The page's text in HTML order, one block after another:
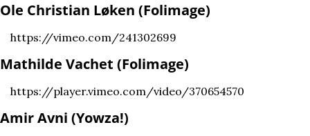
Ole Christian Løken (Folimage)
https://vimeo.com/241302699
Mathilde Vachet (Folimage)
https://player.vimeo.com/video/370654570
Amir Avni (Yowza!)